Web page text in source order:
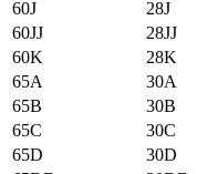
60J
28J
60JJ
28JJ
60K
28K
65А
30А
65B
30B
65C
30C
65D
30D